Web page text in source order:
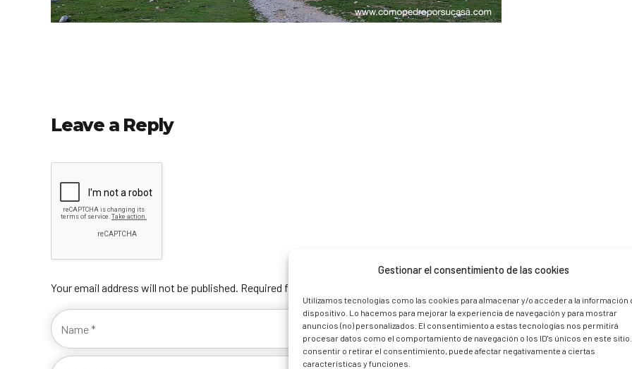
Gestionar el consentimiento de las cookies
Utilizamos tecnologías como las cookies para almacenar y/o acceder a la información
dispositivo. Lo hacemos para mejorar la experiencia de navegación y para mostrar
anuncios (no) personalizados. El consentimiento a estas tecnologías nos permitirá
procesar datos como el comportamiento de navegación o los ID's únicos en este
consentir o retirar el consentimiento, puede afectar negativamente a ciertas
características y funciones.
Leave a Reply
Your email address will not be published. Required fields are marked *